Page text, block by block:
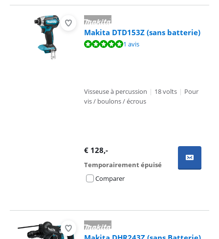
Makita DTD153Z (sans batterie)
La note est de 10 sur 10, basée sur 1 avis.1 avis
Visseuse à percussion | 18 volts | Pour
vis / boulons / écrous
€ 128,-
Temporairement épuisé
Comparer